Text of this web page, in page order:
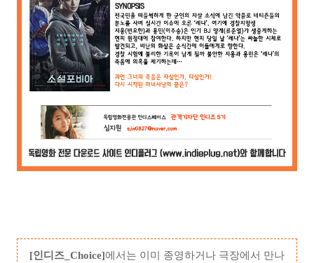
[인디즈_Choice]에서는 이미 종영하거나 극장에서 만나